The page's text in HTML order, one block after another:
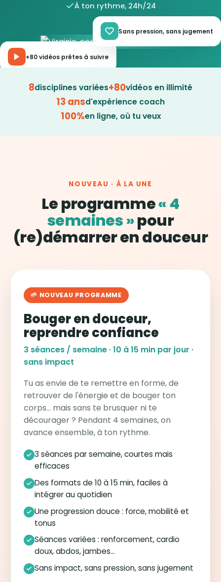
À ton rythme, 24h/24
+80 vidéos prêtes à suivre
Sans pression, sans jugement
8disciplines variées+80vidéos en illimité
13 ansd'expérience coach
100%en ligne, où tu veux
NOUVEAU · À LA UNE
Le programme« 4
semaines »pour
(re)démarrer en douceur
🌱 NOUVEAU PROGRAMME
Bouger en douceur,
reprendre confiance
3 séances / semaine · 10 à 15 min par jour ·
sans impact
Tu as envie de te remettre en forme, de
retrouver de l'énergie et de bouger ton
corps… mais sans te brusquer ni te
décourager ? Pendant 4 semaines, on
avance ensemble, à ton rythme.
3 séances par semaine, courtes mais
efficaces
Des formats de 10 à 15 min, faciles à
intégrer au quotidien
Une progression douce : force, mobilité et
tonus
Séances variées : renforcement, cardio
doux, abdos, jambes…
Sans impact, sans pression, sans jugement